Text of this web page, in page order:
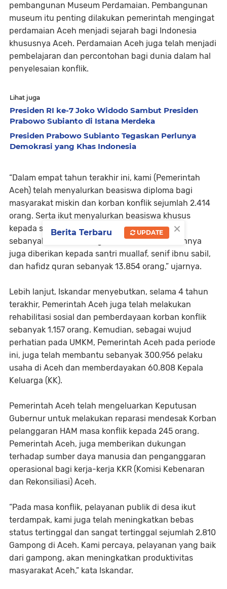
pembangunan Museum Perdamaian. Pembangunan
museum itu penting dilakukan pemerintah mengingat
perdamaian Aceh menjadi sejarah bagi Indonesia
khususnya Aceh. Perdamaian Aceh juga telah menjadi
pembelajaran dan percontohan bagi dunia dalam hal
penyelesaian konflik.
Lihat juga
Presiden RI ke-7 Joko Widodo Sambut Presiden
Prabowo Subianto di Istana Merdeka
Presiden Prabowo Subianto Tegaskan Perlunya
Demokrasi yang Khas Indonesia
“Dalam empat tahun terakhir ini, kami (Pemerintah
Aceh) telah menyalurkan beasiswa diploma bagi
masyarakat miskin dan korban konflik sejumlah 2.414
orang. Serta ikut menyalurkan beasiswa khusus
kepada santri, dhuafa, yatim, dan yatim piatu
sebanyak 489.736 orang. Beasiswa khusus lainnya
juga diberikan kepada santri muallaf, senif ibnu sabil,
dan hafidz quran sebanyak 13.854 orang,” ujarnya.
Lebih lanjut, Iskandar menyebutkan, selama 4 tahun
terakhir, Pemerintah Aceh juga telah melakukan
rehabilitasi sosial dan pemberdayaan korban konflik
sebanyak 1.157 orang. Kemudian, sebagai wujud
perhatian pada UMKM, Pemerintah Aceh pada periode
ini, juga telah membantu sebanyak 300.956 pelaku
usaha di Aceh dan memberdayakan 60.808 Kepala
Keluarga (KK).
Pemerintah Aceh telah mengeluarkan Keputusan
Gubernur untuk melakukan reparasi mendesak Korban
pelanggaran HAM masa konflik kepada 245 orang.
Pemerintah Aceh, juga memberikan dukungan
terhadap sumber daya manusia dan penganggaran
operasional bagi kerja-kerja KKR (Komisi Kebenaran
dan Rekonsiliasi) Aceh.
“Pada masa konflik, pelayanan publik di desa ikut
terdampak, kami juga telah meningkatkan bebas
status tertinggal dan sangat tertinggal sejumlah 2.810
Gampong di Aceh. Kami percaya, pelayanan yang baik
dari gampong, akan meningkatkan produktivitas
masyarakat Aceh,” kata Iskandar.
×
Berita Terbaru UPDATE